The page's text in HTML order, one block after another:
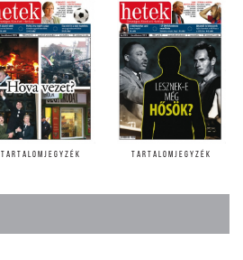
TARTALOMJEGYZÉK TARTALOMJEGYZÉK